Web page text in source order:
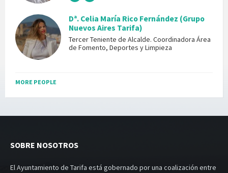
Dª. Celia María Rico Fernández (Grupo
Nuevos Aires Tarifa)
Tercer Teniente de Alcalde. Coordinadora Área
de Fomento, Deportes y Limpieza
MORE PEOPLE
SOBRE NOSOTROS
El Ayuntamiento de Tarifa está gobernado por una coalización entre